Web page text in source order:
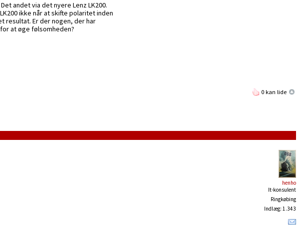
andet via det nyere Lenz LK200.
ikke når at skifte polaritet inden
resultat. Er der nogen, der har
at øge følsomheden?
0 kan lide
henho
It-konsulent
Ringkøbing
Indlæg: 1.343